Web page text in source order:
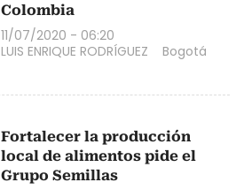
Colombia
11/07/2020 - 06:20
LUIS ENRIQUE RODRÍGUEZ
Bogotá
Fortalecer la producción
local de alimentos pide el
Grupo Semillas